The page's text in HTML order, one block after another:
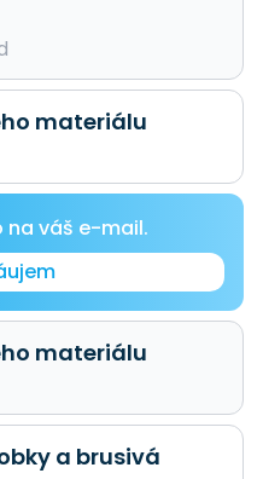
materiálu
na váš e-mail.
materiálu
a brusivá